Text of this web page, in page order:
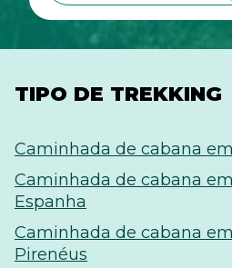
TIPO DE TREKKING
Caminhada de cabana
Caminhada de cabana
Espanha
Caminhada de cabana
Pirenéus